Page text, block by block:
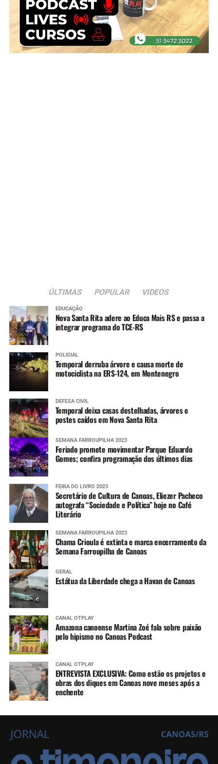
ÚLTIMAS POPULAR VIDEOS
EDUCAÇÃO
Nova Santa Rita adere ao Educa Mais RS e passa a
integrar programa do TCE-RS
POLICIAL
Temporal derruba árvore e causa morte de
motociclista na ERS-124, em Montenegro
DEFESA CIVIL
Temporal deixa casas destelhadas, árvores e
postes caídos em Nova Santa Rita
SEMANA FARROUPILHA 2023
Feriado promete movimentar Parque Eduardo
Gomes; confira programação dos últimos dias
FEIRA DO LIVRO 2023
Secretário de Cultura de Canoas, Eliezer Pacheco
autografa “Sociedade e Política” hoje no Café
Literário
SEMANA FARROUPILHA 2023
Chama Crioula é extinta e marca encerramento da
Semana Farroupilha de Canoas
GERAL
Estátua da Liberdade chega a Havan de Canoas
CANAL OTPLAY
Amazona canoense Martina Zoé fala sobre paixão
pelo hipismo no Canoas Podcast
CANAL OTPLAY
ENTREVISTA EXCLUSIVA: Como estão os projetos e
obras dos diques em Canoas nove meses após a
enchente